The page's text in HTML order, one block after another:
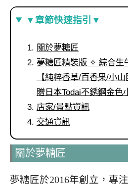
▼章節快速指引▼
關於夢糖匠
夢糖匠精裝版 ✧ 綜合生
【純粹香草/百香果/小
贈日本Todai不銹鋼金色
店家/景點資訊
交通資訊
關於夢糖匠
夢糖匠於2016年創立，專